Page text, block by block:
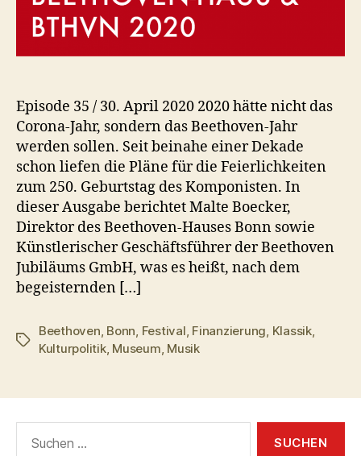
Episode 35 / 30. April 2020 2020 hätte nicht das
Corona-Jahr, sondern das Beethoven-Jahr
werden sollen. Seit beinahe einer Dekade
schon liefen die Pläne für die Feierlichkeiten
zum 250. Geburtstag des Komponisten. In
dieser Ausgabe berichtet Malte Boecker,
Direktor des Beethoven-Hauses Bonn sowie
Künstlerischer Geschäftsführer der Beethoven
Jubiläums GmbH, was es heißt, nach dem
begeisternden […]
Schlagwörter
Beethoven, Bonn, Festival, Finanzierung, Klassik,
Kulturpolitik, Museum, Musik
nach: